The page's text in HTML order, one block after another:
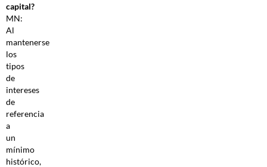
capital?
MN:
Al
mantenerse
los
tipos
de
intereses
de
referencia
a
un
mínimo
histórico,